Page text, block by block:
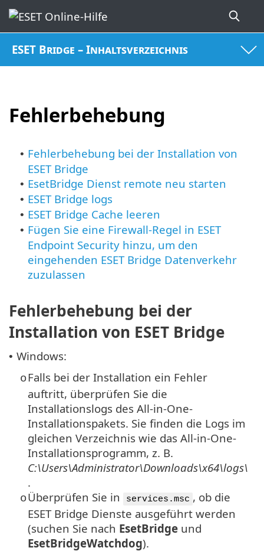
ESET Bridge – Inhaltsverzeichnis
Fehlerbehebung
• Fehlerbehebung bei der Installation von
ESET Bridge
• EsetBridge Dienst remote neu starten
• ESET Bridge logs
• ESET Bridge Cache leeren
• Fügen Sie eine Firewall-Regel in ESET
Endpoint Security hinzu, um den
eingehenden ESET Bridge Datenverkehr
zuzulassen
Fehlerbehebung bei der
Installation von ESET Bridge
• Windows:
oFalls bei der Installation ein Fehler
auftritt, überprüfen Sie die
Installationslogs des All-in-One-
Installationspakets. Sie finden die Logs im
gleichen Verzeichnis wie das All-in-One-
Installationsprogramm, z. B.
C:\Users\Administrator\Downloads\x64\logs\
.
oÜberprüfen Sie in services.msc , ob die
ESET Bridge Dienste ausgeführt werden
(suchen Sie nach EsetBridge und
EsetBridgeWatchdog).